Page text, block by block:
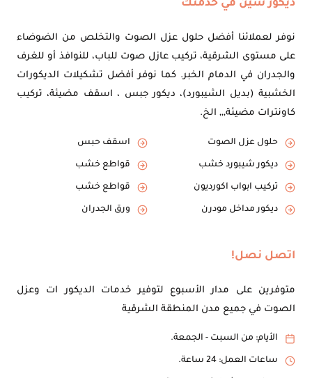
ديكور سين في خدمتك
نوفر لعملائنا أفضل حلول عزل الصوت والتخلص من الضوضاء
على مستوى الشرقية، تركيب عازل صوت للباب، للنوافذ أو للغرف
والجدران في الدمام الخبر. كما نوفر أفضل تشكيلات الديكورات
الخشبية (بديل الشيبورد)، ديكور جبس ، اسقف مضيئة، تركيب
كاونترات مضيئة,,, الخ.
حلول عزل الصوت اسقف حبس
ديكور شيبورد خشب قواطع خشب
تركيب ابواب اكورديون قواطع خشب
ديكور مداخل مودرن ورق الجدران
اتصل نصل!
متوفرين على مدار الأسبوع لتوفير خدمات الديكور ات وعزل
الصوت في جميع مدن المنطقة الشرقية
الأيام: من السبت - الجمعة.
ساعات العمل: 24 ساعة.